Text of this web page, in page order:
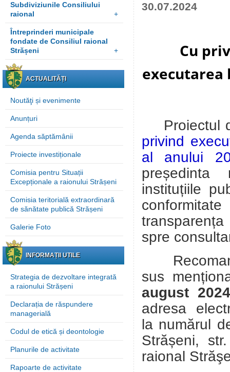
Subdiviziunile Consiliului
raional
+
Întreprinderi municipale
fondate de Consiliul raional
Strășeni
+
ACTUALITĂȚI
Noutăţi și evenimente
Anunțuri
Agenda săptămânii
Proiecte investiționale
Comisia pentru Situații
Excepționale a raionului Strășeni
Comisia teritorială extraordinară
de sănătate publică Strășeni
Galerie Foto
INFORMAȚII UTILE
Strategia de dezvoltare integrată
a raionului Strășeni
Declarația de răspundere
managerială
Codul de etică și deontologie
Planurile de activitate
Rapoarte de activitate
30.07.2024
Cu
Proiectul
privind
al anului
președinta
instituțiile
spre
sus
august 2024
adresa
la numărul
Strășeni,
raional